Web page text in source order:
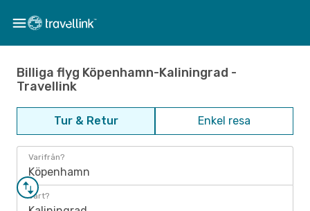
Billiga flyg Köpenhamn-Kaliningrad -
Travellink
Tur & Retur Enkel resa
Varifrån?
Köpenhamn
Vart?